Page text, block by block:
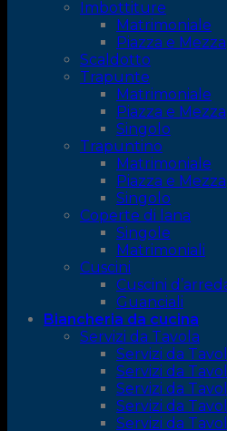
Imbottiture
Matrimoniale
Piazza e Mezza
Scaldotto
Trapunte
Matrimoniale
Piazza e Mezza
Singolo
Trapuntino
Matrimoniale
Piazza e Mezza
Singolo
Coperte di lana
Singole
Matrimoniali
Cuscini
Cuscini
Guanciali
Biancheria da cucina
Servizi da Tavola
Servizi da
Servizi da
Servizi da
Servizi da
Servizi da